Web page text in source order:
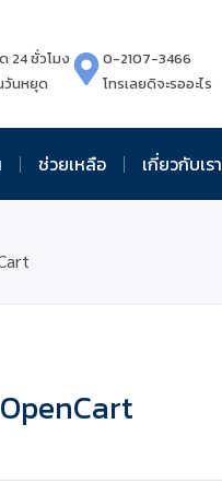
24 ชั่วโมง
วันหยุด
0-2107-3466
โทรเลยดิจะรออะไร
ช่วยเหลือ เกี่ยวกับเรา